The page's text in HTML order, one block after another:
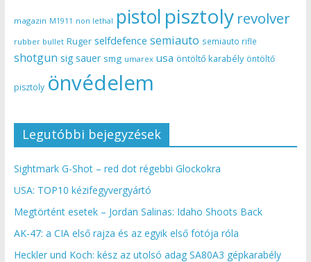
magazin M1911 non lethal pistol pisztoly revolver
rubber bullet Ruger selfdefence semiauto semiauto rifle
shotgun sig sauer smg umarex usa öntöltő karabély öntöltő
pisztoly önvédelem
Legutóbbi bejegyzések
Sightmark G-Shot – red dot régebbi Glockokra
USA: TOP10 kézifegyvergyártó
Megtörtént esetek – Jordan Salinas: Idaho Shoots Back
AK-47: a CIA első rajza és az egyik első fotója róla
Heckler und Koch: kész az utolsó adag SA80A3 gépkarabély